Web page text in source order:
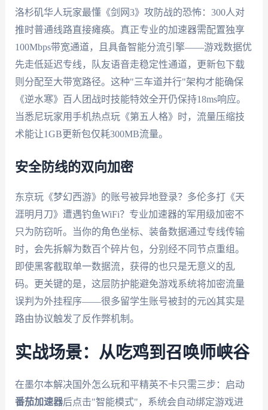
洛杉矶华人玩家最懂《剑网3》攻防战的恐怖：300人对
推时普通线路直接瘫痪。真正专业的加速器需配置独享
100Mbps带宽通道，且具备智能分流引擎——游戏数据优
先走低延迟专线，队友语音走稳定性通道，更新包下载
则分配至大带宽路径。这种"三车道并行"架构才能确保
《逆水寒》百人团战时技能特效全开仍保持18ms响应。
当悉尼玩家用手机热点玩《第五人格》时，流量压缩技
术能让1GB更新包仅耗300MB流量。
安全防线的双向加密
东京玩《梦幻西游》的账号被异地登录？多伦多打《天
涯明月刀》遭遇钓鱼WiFi？专业加速器的军用级加密不
只为防窃听。当你的角色坐标、装备数据通过专线传输
时，会先拆解为数百个碎片包，分别经不同节点重组。
即使黑客截取单一数据流，获得的也只是无意义的乱
码。更关键的是，这层防护能避免游戏系统将加密流量
误判为外挂程序——很多留学生账号被封的元凶其实是
路由协议触发了反作弊机制。
实战场景：从吃鸡到召唤师峡谷
在墨尔本解决国外怎么玩和平精英不卡只需三步：启动
番茄加速器后点击"智能模式"，系统会自动绑定游戏进